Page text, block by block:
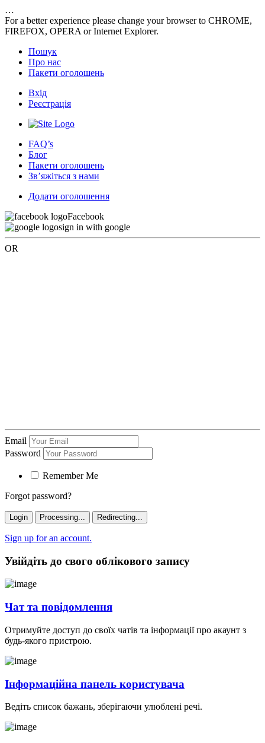
…
For a better experience please change your browser to CHROME,
FIREFOX, OPERA or Internet Explorer.
Пошук
Про нас
Пакети оголошень
Вхід
Реєстрація
FAQ’s
Блог
Пакети оголошень
Зв’яжіться з нами
Додати оголошення
Facebook
sign in with google
OR
Email
Password
Remember Me
Forgot password?
Login Processing... Redirecting...
Sign up for an account.
Увійдіть до свого облікового запису
Чат та повідомлення
Отримуйте доступ до своїх чатів та інформації про акаунт з
будь-якого пристрою.
Інформаційна панель користувача
Ведіть список бажань, зберігаючи улюблені речі.